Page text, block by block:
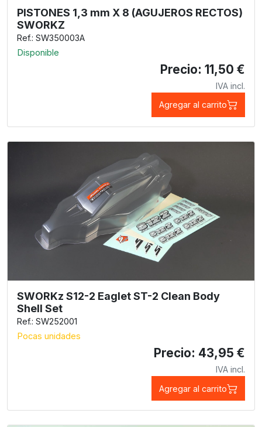
PISTONES 1,3 mm X 8 (AGUJEROS RECTOS)
SWORKZ
Ref.: SW350003A
Disponible
Precio: 11,50 €
IVA incl.
Agregar al carrito
SWORKz S12-2 Eaglet ST-2 Clean Body
Shell Set
Ref.: SW252001
Pocas unidades
Precio: 43,95 €
IVA incl.
Agregar al carrito